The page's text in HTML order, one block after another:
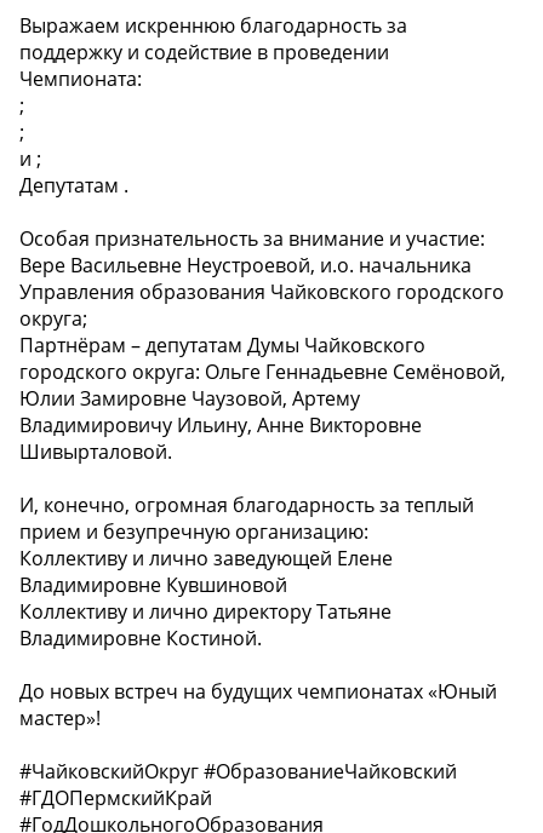
Выражаем искреннюю благодарность за
поддержку и содействие в проведении
Чемпионата:
;
;
и ;
Депутатам .
Особая признательность за внимание и участие:
Вере Васильевне Неустроевой, и.о. начальника
Управления образования Чайковского городского
округа;
Партнёрам – депутатам Думы Чайковского
городского округа: Ольге Геннадьевне Семёновой,
Юлии Замировне Чаузовой, Артему
Владимировичу Ильину, Анне Викторовне
Шивырталовой.
И, конечно, огромная благодарность за теплый
прием и безупречную организацию:
Коллективу и лично заведующей Елене
Владимировне Кувшиновой
Коллективу и лично директору Татьяне
Владимировне Костиной.
До новых встреч на будущих чемпионатах «Юный
мастер»!
#ЧайковскийОкруг #ОбразованиеЧайковский
#ГДОПермскийКрай
#ГодДошкольногоОбразования